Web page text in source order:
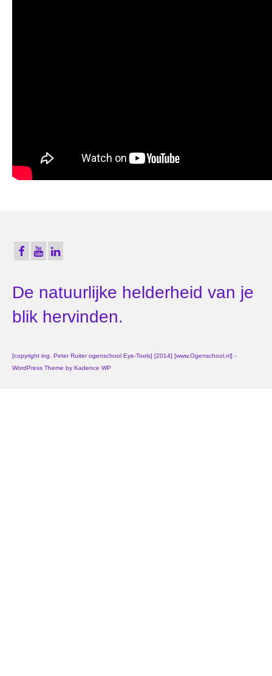
De natuurlijke helderheid van je
blik hervinden.
[copyright ing. Peter Ruiter ogenschool Eye-Tools] [2014] [www.Ogenschool.nl] -
WordPress Theme by Kadence WP